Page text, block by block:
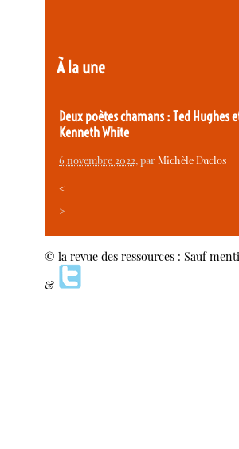
À la une
Deux poètes chamans : Ted Hughes
Kenneth White
6 novembre 2022, parMichèle Duclos
<
>
© la revue des ressources : Sauf
&